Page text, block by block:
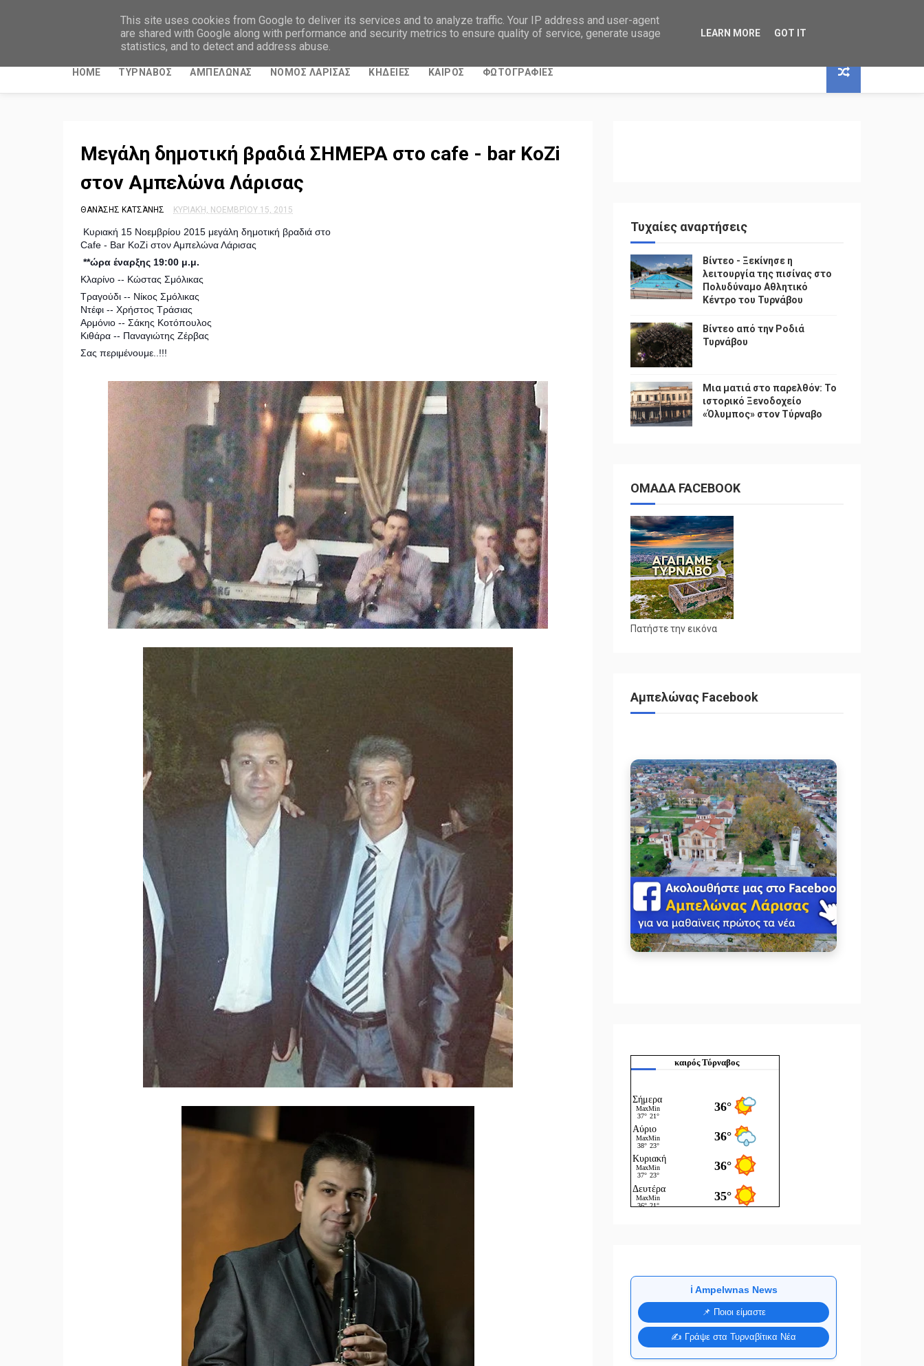
ΤΥΡΝΑΒΙΤΙΚΑ ΝΕΑ
HOME ΤΥΡΝΑΒΟΣ ΑΜΠΕΛΩΝΑΣ ΝΟΜΟΣ ΛΑΡΙΣΑΣ ΚΗΔΕΙΕΣ ΚΑΙΡΟΣ ΦΩΤΟΓΡΑΦΙΕΣ
Mεγάλη δημοτική βραδιά ΣΗΜΕΡΑ στο cafe - bar KoZi
στον Αμπελώνα Λάρισας
ΘΑΝΆΣΗΣ ΚΑΤΣΆΝΗΣ ΚΥΡΙΑΚΉ, ΝΟΕΜΒΡΊΟΥ 15, 2015
Κυριακή 15 Νοεμβρίου 2015 μεγάλη δημοτική βραδιά στο
Cafe - Bar KoZi στον Αμπελώνα Λάρισας
**ώρα έναρξης 19:00 μ.μ.
Κλαρίνο -- Κώστας Σμόλικας
Τραγούδι -- Νίκος Σμόλικας
Ντέφι -- Χρήστος Τράσιας
Αρμόνιο -- Σάκης Κοτόπουλος
Κιθάρα -- Παναγιώτης Ζέρβας
Σας περιμένουμε..!!!
Τυχαίες αναρτήσεις
Βίντεο - Ξεκίνησε η
λειτουργία της πισίνας στο
Πολυδύναμο Αθλητικό
Κέντρο του Τυρνάβου
Βίντεο από την Ροδιά
Τυρνάβου
Μια ματιά στο παρελθόν: Το
ιστορικό Ξενοδοχείο
«Όλυμπος» στον Τύρναβο
ΟΜΑΔΑ FACEBOOK
Πατήστε την εικόνα
Αμπελώνας Facebook
καιρός Τύρναβος
ℹ️ Ampelwnas News
📌 Ποιοι είμαστε
✍️ Γράψε στα Τυρναβίτικα Νέα
This site uses cookies from Google to deliver its services and to analyze traffic. Your IP address and user-agent
are shared with Google along with performance and security metrics to ensure quality of service, generate usage
statistics, and to detect and address abuse.
LEARN MORE GOT IT